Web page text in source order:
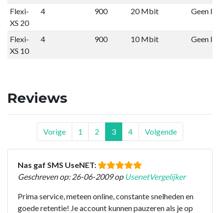
Flexi-
XS 20
4 900 20 Mbit Geen
Flexi-
XS 10
4 900 10 Mbit Geen
Reviews
Vorige 1 2 3 4 Volgende
Nas gaf SMS UseNET:
Geschreven op: 26-06-2009 op UsenetVergelijker
Prima service, meteen online, constante snelheden en
goede retentie! Je account kunnen pauzeren als je op